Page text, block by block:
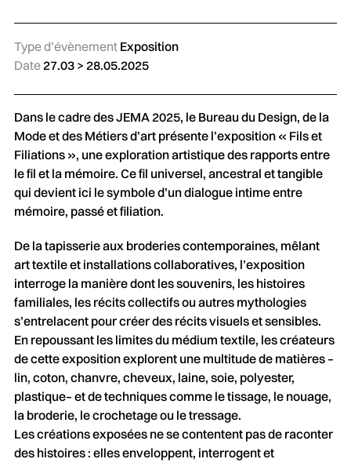
Type d’évènement Exposition
Date 27.03 > 28.05.2025
Dans le cadre des JEMA 2025, le Bureau du Design, de la
Mode et des Métiers d’art présente l’exposition « Fils et
Filiations », une exploration artistique des rapports entre
le fil et la mémoire. Ce fil universel, ancestral et tangible
qui devient ici le symbole d’un dialogue intime entre
mémoire, passé et filiation.
De la tapisserie aux broderies contemporaines, mêlant
art textile et installations collaboratives, l’exposition
interroge la manière dont les souvenirs, les histoires
familiales, les récits collectifs ou autres mythologies
s’entrelacent pour créer des récits visuels et sensibles.
En repoussant les limites du médium textile, les créateurs
de cette exposition explorent une multitude de matières –
lin, coton, chanvre, cheveux, laine, soie, polyester,
plastique– et de techniques comme le tissage, le nouage,
la broderie, le crochetage ou le tressage.
Les créations exposées ne se contentent pas de raconter
des histoires : elles enveloppent, interrogent et